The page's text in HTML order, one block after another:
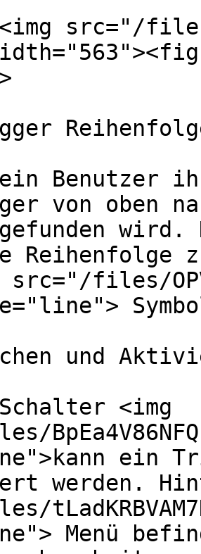
src="/
ein Benutzer
von oben
wird.
Reihenfolge
src="/files/
und
<img
ein
werden.
Menü